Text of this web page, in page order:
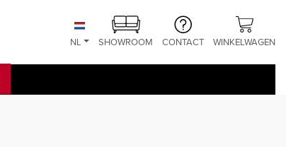
NL SHOWROOM CONTACT WINKELWAGEN